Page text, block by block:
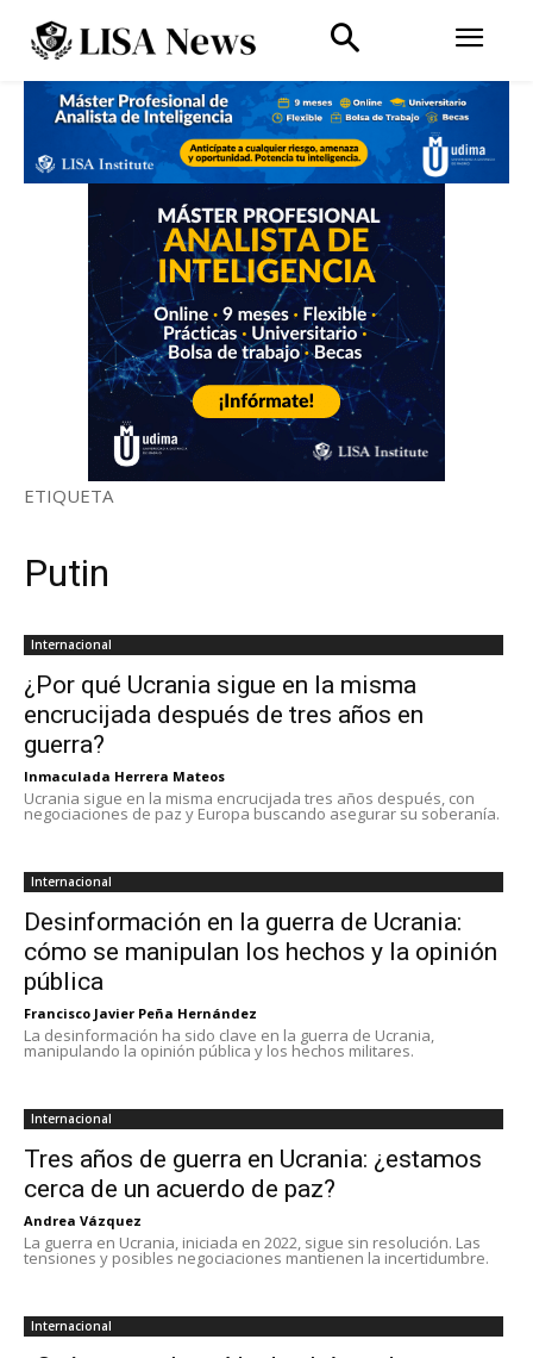
ETIQUETA
Putin
Internacional
¿Por qué Ucrania sigue en la misma
encrucijada después de tres años en
guerra?
Inmaculada Herrera Mateos
Ucrania sigue en la misma encrucijada tres años después, con
negociaciones de paz y Europa buscando asegurar su soberanía.
Internacional
Desinformación en la guerra de Ucrania:
cómo se manipulan los hechos y la opinión
pública
Francisco Javier Peña Hernández
La desinformación ha sido clave en la guerra de Ucrania,
manipulando la opinión pública y los hechos militares.
Internacional
Tres años de guerra en Ucrania: ¿estamos
cerca de un acuerdo de paz?
Andrea Vázquez
La guerra en Ucrania, iniciada en 2022, sigue sin resolución. Las
tensiones y posibles negociaciones mantienen la incertidumbre.
Internacional